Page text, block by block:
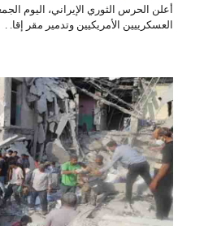
أعلن الحرس الثوري الإيراني، اليوم
العسكرييين الأمريكيين وتدمير مقر إقا. .